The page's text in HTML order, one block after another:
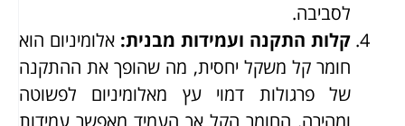
לסביבה.
קלות התקנה ועמידות מבנית: אלומיניום הוא
חומר קל משקל יחסית, מה שהופך את ההתקנה
של פרגולות דמוי עץ מאלומיניום לפשוטה